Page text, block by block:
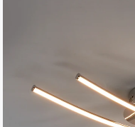
afbeeldingen-